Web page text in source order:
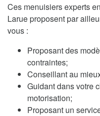
Ces menuisiers experts
Larue proposent par
vous :
Proposant des
contraintes;
Conseillant au
Guidant dans votre
motorisation;
Proposant un